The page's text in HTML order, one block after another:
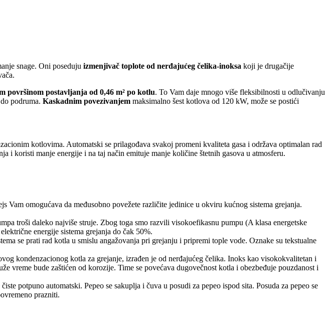
snage. Oni poseduju izmenjivač toplote od nerđajućeg čelika-inoksa koji je drugačije
površinom postavljanja od 0,46 m² po kotlu. To Vam daje mnogo više fleksibilnosti u odlučivanju
podruma. Kaskadnim povezivanjem maksimalno šest kotlova od 120 kW, može se postići
kotlovima. Automatski se prilagođava svakoj promeni kvaliteta gasa i održava optimalan rad
i koristi manje energije i na taj način emituje manje količine štetnih gasova u atmosferu.
Vam omogućava da međusobno povežete različite jedinice u okviru kućnog sistema grejanja.
troši daleko najviše struje. Zbog toga smo razvili visokoefikasnu pumpu (A klasa energetske
energije sistema grejanja do čak 50%.
se prati rad kotla u smislu angažovanja pri grejanju i pripremi tople vode. Oznake su tekstualne
kondenzacionog kotla za grejanje, izrađen je od nerđajućeg čelika. Inoks kao visokokvalitetan i
bude zaštićen od korozije. Time se povećava dugovečnost kotla i obezbeđuje pouzdanost i
potpuno automatski. Pepeo se sakuplja i čuva u posudi za pepeo ispod sita. Posuda za pepeo se
prazniti.